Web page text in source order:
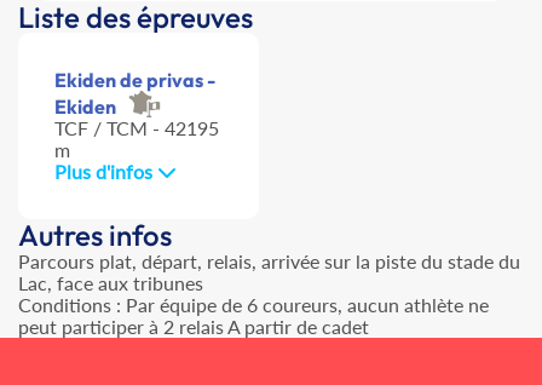
Liste des épreuves
Ekiden de privas -
Ekiden
TCF / TCM - 42195
m
Plus d'infos
Autres infos
Parcours plat, départ, relais, arrivée sur la piste du stade du
Lac, face aux tribunes
Conditions : Par équipe de 6 coureurs, aucun athlète ne
peut participer à 2 relais A partir de cadet